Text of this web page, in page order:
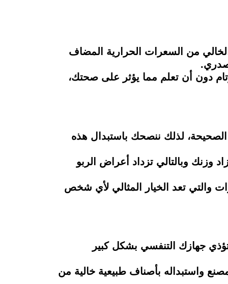
من السعرات الحرارية المضاف
دون أن تعلم مما يؤثر على صحتك،
لذلك ننصحك باستبدال هذه
وبالتالي تزداد أعراض الربو
والتي تعد الخيار المثالي لأي شخص
جهازك التنفسي بشكل كبير
واستبداله بأصناف طبيعية خالية من